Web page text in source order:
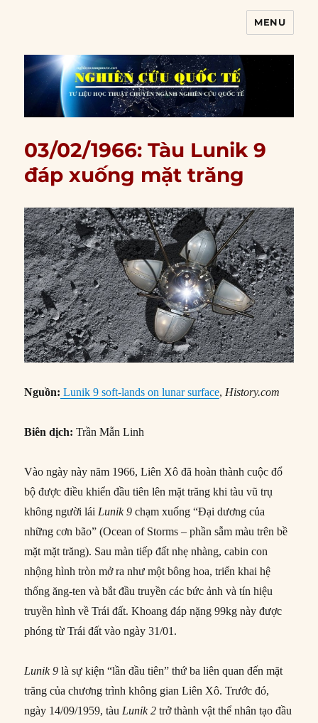
MENU
03/02/1966: Tàu Lunik 9
đáp xuống mặt trăng
Nguồn: Lunik 9 soft-lands on lunar surface, History.com
Biên dịch: Trần Mẫn Linh
Vào ngày này năm 1966, Liên Xô đã hoàn thành cuộc đổ
bộ được điều khiển đầu tiên lên mặt trăng khi tàu vũ trụ
không người lái Lunik 9 chạm xuống “Đại dương của
những cơn bão” (Ocean of Storms – phần sẫm màu trên bề
mặt mặt trăng). Sau màn tiếp đất nhẹ nhàng, cabin con
nhộng hình tròn mở ra như một bông hoa, triển khai hệ
thống ăng-ten và bắt đầu truyền các bức ảnh và tín hiệu
truyền hình về Trái đất. Khoang đáp nặng 99kg này được
phóng từ Trái đất vào ngày 31/01.
Lunik 9 là sự kiện “lần đầu tiên” thứ ba liên quan đến mặt
trăng của chương trình không gian Liên Xô. Trước đó,
ngày 14/09/1959, tàu Lunik 2 trở thành vật thể nhân tạo đầu